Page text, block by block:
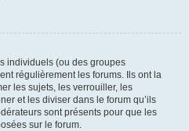
individuels (ou des groupes
régulièrement les forums. Ils ont la
les sujets, les verrouiller, les
et les diviser dans le forum qu’ils
sont présents pour que les
sur le forum.